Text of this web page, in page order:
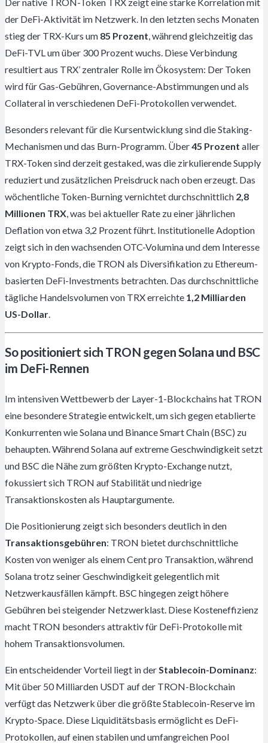
der DeFi-Aktivität im Netzwerk. In den letzten sechs Monaten
stieg der TRX-Kurs um 85 Prozent , während gleichzeitig das
DeFi-TVL um über 300 Prozent wuchs. Diese Verbindung
resultiert aus TRX’ zentraler Rolle im Ökosystem: Der Token
wird für Gas-Gebühren, Governance-Abstimmungen und als
Collateral in verschiedenen DeFi-Protokollen verwendet.
Besonders relevant für die Kursentwicklung sind die Staking-
Mechanismen und das Burn-Programm. Über45 Prozent aller
TRX-Token sind derzeit gestaked, was die zirkulierende Supply
reduziert und zusätzlichen Preisdruck nach oben erzeugt. Das
wöchentliche Token-Burning vernichtet durchschnittlich 2,8
Millionen TRX , was bei aktueller Rate zu einer jährlichen
Deflation von etwa 3,2 Prozent führt. Institutionelle Adoption
zeigt sich in den wachsenden OTC-Volumina und dem Interesse
von Krypto-Fonds, die TRON als Diversifikation zu Ethereum-
basierten DeFi-Investments betrachten. Das durchschnittliche
tägliche Handelsvolumen von TRX erreichte 1,2 Milliarden
US-Dollar
So positioniert sich TRON gegen Solana und BSC
im DeFi-Rennen
Im intensiven Wettbewerb der Layer-1-Blockchains hat TRON
eine besondere Strategie entwickelt, um sich gegen etablierte
Konkurrenten wie Solana und Binance Smart Chain (BSC) zu
behaupten. Während Solana auf extreme Geschwindigkeit setzt
und BSC die Nähe zum größten Krypto-Exchange nutzt,
fokussiert sich TRON auf Stabilität und niedrige
Transaktionskosten als Hauptargumente.
Die Positionierung zeigt sich besonders deutlich in den
Transaktionsgebühren: TRON bietet durchschnittliche
Kosten von weniger als einem Cent pro Transaktion, während
Solana trotz seiner Geschwindigkeit gelegentlich mit
Netzwerkausfällen kämpft. BSC hingegen zeigt höhere
Gebühren bei steigender Netzwerklast. Diese Kosteneffizienz
macht TRON besonders attraktiv für DeFi-Protokolle mit
hohem Transaktionsvolumen.
Ein entscheidender Vorteil liegt in der Stablecoin-Dominanz:
Mit über 50 Milliarden USDT auf der TRON-Blockchain
verfügt das Netzwerk über die größte Stablecoin-Reserve im
Krypto-Space. Diese Liquiditätsbasis ermöglicht es DeFi-
Protokollen, auf einen stabilen und umfangreichen Pool